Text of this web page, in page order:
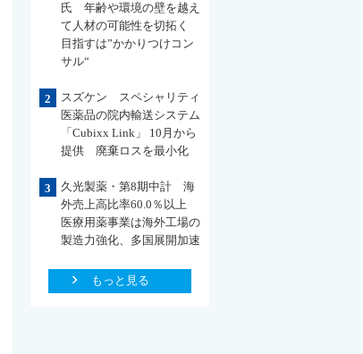
氏 年齢や環境の壁を越え
て人材の可能性を切拓く
目指すは”かかりつけコン
サル“
2
スズケン スペシャリティ
医薬品の院内輸送システム
「Cubixx Link」 10月から
提供 廃棄ロスを最小化
3
久光製薬・第8期中計 海
外売上高比率60.0％以上
医療用薬事業は海外工場の
製造力強化、多国展開加速
もっと見る